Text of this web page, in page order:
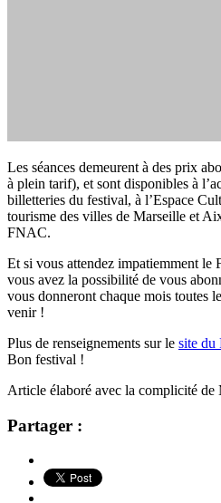
Les séances demeurent à des prix
à plein tarif), et sont disponibles à
billetteries du festival, à l’Espace
tourisme des villes de Marseille et
FNAC.
Et si vous attendez impatiemment le
vous avez la possibilité de vous
vous donneront chaque mois toutes
venir !
Plus de renseignements sur le site du
Bon festival !
Article élaboré avec la complicité de
Partager :